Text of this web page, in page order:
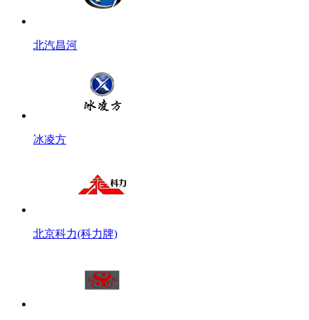
北汽昌河
冰凌方
北京科力(科力牌)